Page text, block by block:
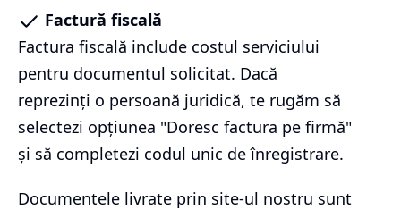
Factură fiscală
Factura fiscală include costul serviciului
pentru documentul solicitat. Dacă
reprezinți o persoană juridică, te rugăm să
selectezi opțiunea "Doresc factura pe firmă"
și să completezi codul unic de înregistrare.
Documentele livrate prin site-ul nostru sunt